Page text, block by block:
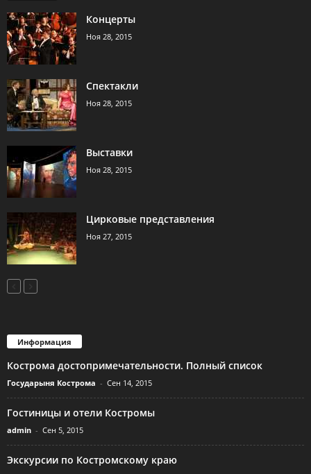
Концерты
Ноя 28, 2015
Спектакли
Ноя 28, 2015
Выставки
Ноя 28, 2015
Цирковые представления
Ноя 27, 2015
Информация
Кострома достопримечательности. Полный список
Государыня Кострома - Сен 14, 2015
Гостиницы и отели Костромы
admin - Сен 5, 2015
Экскурсии по Костромскому краю